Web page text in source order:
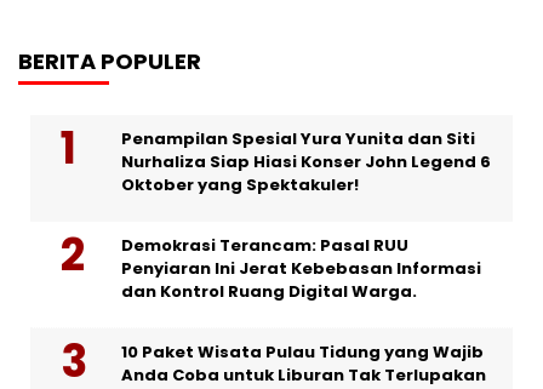
BERITA POPULER
Penampilan Spesial Yura Yunita dan Siti
Nurhaliza Siap Hiasi Konser John Legend 6
Oktober yang Spektakuler!
Demokrasi Terancam: Pasal RUU
Penyiaran Ini Jerat Kebebasan Informasi
dan Kontrol Ruang Digital Warga.
10 Paket Wisata Pulau Tidung yang Wajib
Anda Coba untuk Liburan Tak Terlupakan